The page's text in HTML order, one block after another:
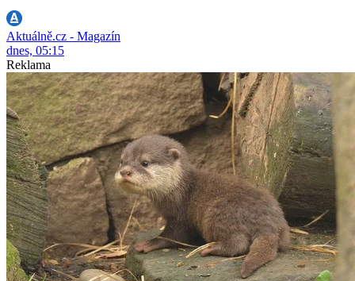
Aktuálně.cz - Magazín
dnes, 05:15
Reklama